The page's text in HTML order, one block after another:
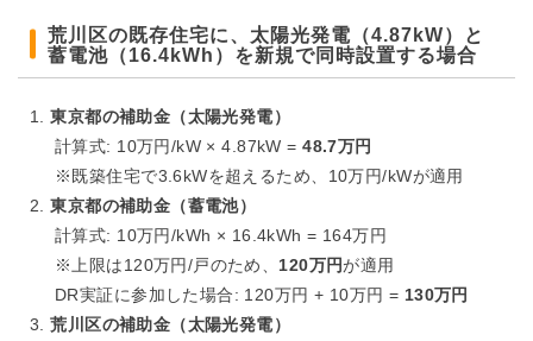
荒川区の既存住宅に、太陽光発電（4.87kW）と
蓄電池（16.4kWh）を新規で同時設置する場合
東京都の補助金（太陽光発電）
計算式: 10万円/kW × 4.87kW =48.7万円
※既築住宅で3.6kWを超えるため、10万円/kWが適用
東京都の補助金（蓄電池）
計算式: 10万円/kWh × 16.4kWh = 164万円
※上限は120万円/戸のため、120万円が適用
DR実証に参加した場合: 120万円 + 10万円 = 130万円
荒川区の補助金（太陽光発電）